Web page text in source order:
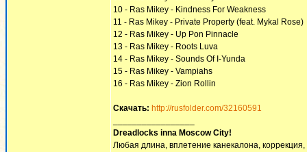
10 - Ras Mikey - Kindness For Weakness
11 - Ras Mikey - Private Property (feat. Mykal Rose)
12 - Ras Mikey - Up Pon Pinnacle
13 - Ras Mikey - Roots Luva
14 - Ras Mikey - Sounds Of I-Yunda
15 - Ras Mikey - Vampiahs
16 - Ras Mikey - Zion Rollin
Скачать: http://rusfolder.com/32160591
Dreadlocks inna Moscow Сity!
Любая длина, вплетение канекалона,